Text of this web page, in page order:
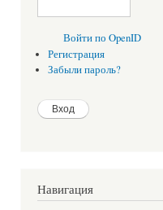
Войти по OpenID
Регистрация
Забыли пароль?
Навигация